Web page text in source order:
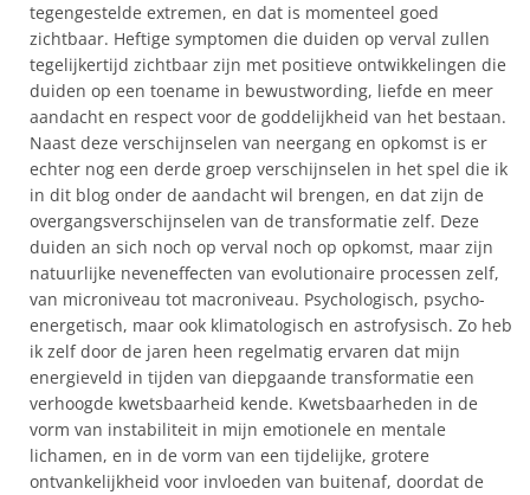
tegengestelde extremen, en dat is momenteel goed
zichtbaar. Heftige symptomen die duiden op verval zullen
tegelijkertijd zichtbaar zijn met positieve ontwikkelingen die
duiden op een toename in bewustwording, liefde en meer
aandacht en respect voor de goddelijkheid van het bestaan.
Naast deze verschijnselen van neergang en opkomst is er
echter nog een derde groep verschijnselen in het spel die ik
in dit blog onder de aandacht wil brengen, en dat zijn de
overgangsverschijnselen van de transformatie zelf. Deze
duiden an sich noch op verval noch op opkomst, maar zijn
natuurlijke neveneffecten van evolutionaire processen zelf,
van microniveau tot macroniveau. Psychologisch, psycho-
energetisch, maar ook klimatologisch en astrofysisch. Zo heb
ik zelf door de jaren heen regelmatig ervaren dat mijn
energieveld in tijden van diepgaande transformatie een
verhoogde kwetsbaarheid kende. Kwetsbaarheden in de
vorm van instabiliteit in mijn emotionele en mentale
lichamen, en in de vorm van een tijdelijke, grotere
ontvankelijkheid voor invloeden van buitenaf, doordat de